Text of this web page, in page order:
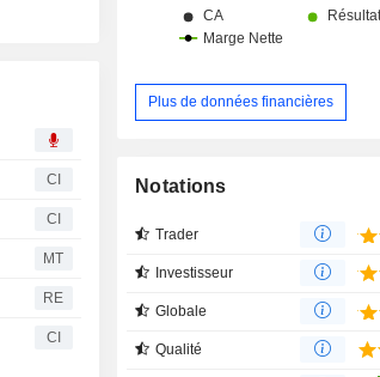
CI
CI
MT
RE
CI
Plus de données financières
Notations
Trader
Investisseur
Globale
Qualité